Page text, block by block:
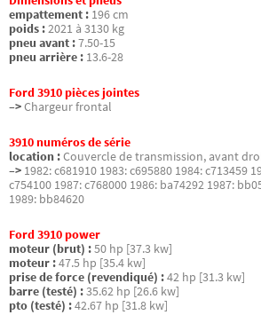
empattement : 196 cm
poids :2021 à 3130 kg
pneu avant :7.50-15
pneu arrière : 13.6-28
Ford 3910 pièces jointes
–>Chargeur frontal
3910 numéros de série
location :Couvercle de transmission, avant
–> 1982: c681910 1983: c695880 1984: c713459
c754100 1987: c768000 1986: ba74292 1987:
1989: bb84620
Ford 3910 power
moteur (brut) :50 hp [37.3 kw]
moteur :47.5 hp [35.4 kw]
prise de force (revendiqué) :42 hp [31.3 kw]
barre (testé) :35.62 hp [26.6 kw]
pto (testé) :42.67 hp [31.8 kw]